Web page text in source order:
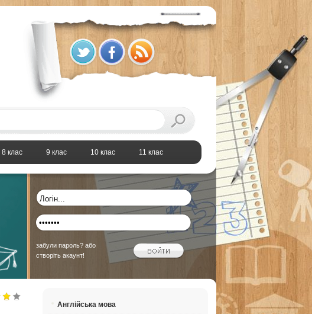
8 клас 9 клас 10 клас 11 клас
забули пароль? або
створіть акаунт!
Англійська мова